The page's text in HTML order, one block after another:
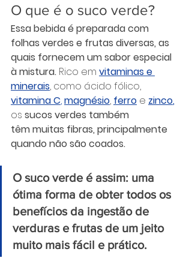
O que é o suco verde?
Essa bebida é preparada com
folhas verdes e frutas diversas, as
quais fornecem um sabor especial
à mistura. Rico em vitaminas e
minerais, como ácido fólico,
vitamina C,magnésio, ferro e zinco,
os sucos verdes também
têm muitas fibras, principalmente
quando não são coados.
O suco verde é assim: uma
ótima forma de obter todos os
benefícios da ingestão de
verduras e frutas de um jeito
muito mais fácil e prático.